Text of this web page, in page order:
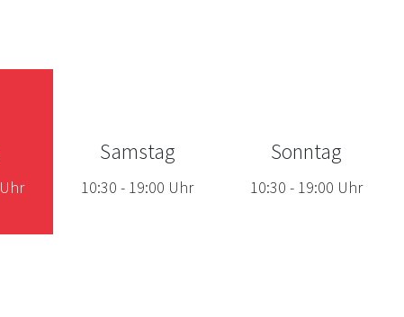
Uhr
Samstag
10:30 - 19:00 Uhr
Sonntag
10:30 - 19:00 Uhr